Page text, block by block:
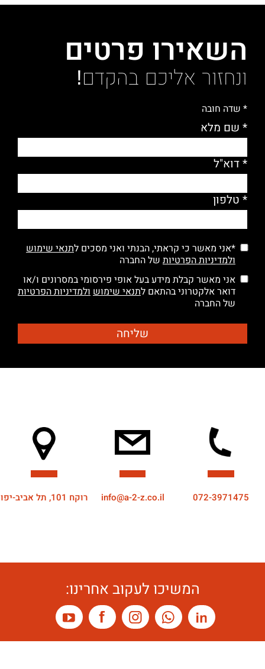
השאירו פרטים
ונחזור אליכם בהקדם!
* שדה חובה
* שם מלא
* דוא"ל
* טלפון
*אני מאשר כי קראתי, הבנתי ואני מסכים לתנאי שימוש
ולמדיניות הפרטיות של החברה
אני מאשר קבלת מידע בעל אופי פירסומי במסרונים ו/או
דואר אלקטרוני בהתאם לתנאי שימושולמדיניות הפרטיות
של החברה
072-3971475
info@a-2-z.co.il רוקח 101, תל אביב-יפו
המשיכו לעקוב אחרינו: